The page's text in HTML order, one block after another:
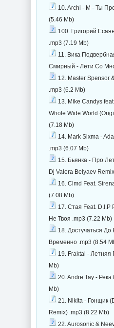
10. Archi - M - Ты
(5.46 Mb)
100. Григорий
.mp3 (7.19 Mb)
11. Вика
Смирный - Лети Со
12. Master Spensor
.mp3 (6.2 Mb)
13. Mike Candys
Whole Wide World
(7.18 Mb)
14. Mark Sixma -
.mp3 (6.07 Mb)
15. Бьянка - Про
Dj Valera Belyaev
16. Clmd Feat.
(7.08 Mb)
17. Стая Feat. D.I.P
Не Твоя .mp3 (7.22 Mb)
18. Достучаться
Временно .mp3 (8.54
19. Fraktal - Летняя
Mb)
20. Andre Tay -
Mb)
21. Nikita - Гонщик
Remix) .mp3 (8.22 Mb)
22. Aurosonic &